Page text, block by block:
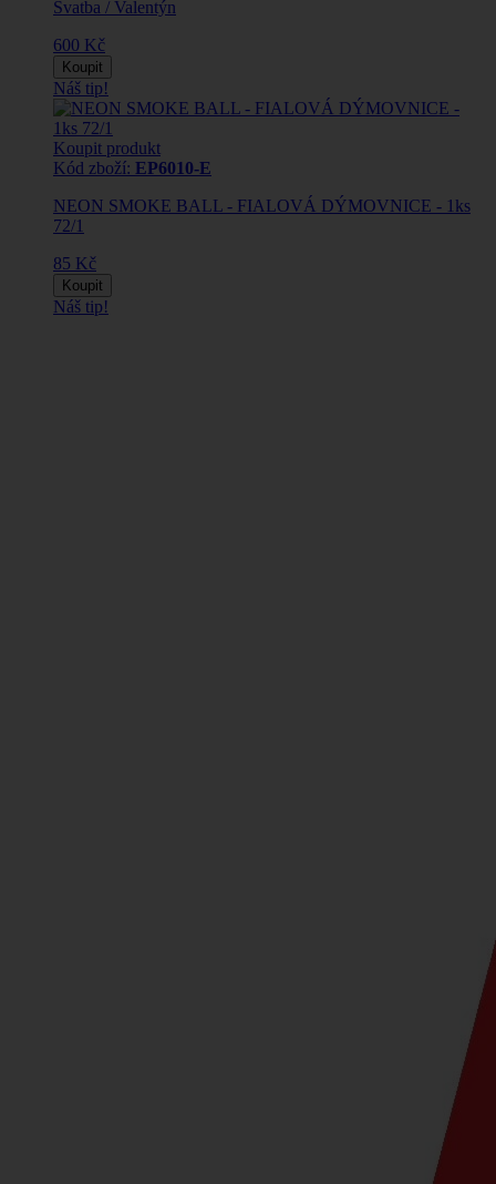
Svatba / Valentýn
600 Kč
Koupit
Náš tip!
Koupit produkt
Kód zboží: EP6010-E
NEON SMOKE BALL - FIALOVÁ DÝMOVNICE - 1ks
72/1
85 Kč
Koupit
Náš tip!